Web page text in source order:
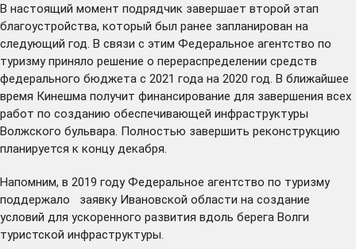
В настоящий момент подрядчик завершает второй этап
благоустройства, который был ранее запланирован на
следующий год. В связи с этим Федеральное агентство по
туризму приняло решение о перераспределении средств
федерального бюджета с 2021 года на 2020 год. В ближайшее
время Кинешма получит финансирование для завершения всех
работ по созданию обеспечивающей инфраструктуры
Волжского бульвара. Полностью завершить реконструкцию
планируется к концу декабря.
Напомним, в 2019 году Федеральное агентство по туризму
поддержало заявку Ивановской области на создание
условий для ускоренного развития вдоль берега Волги
туристской инфраструктуры.